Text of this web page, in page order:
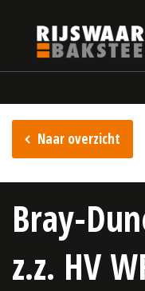
Naar overzicht
Bray-
z.z. HV